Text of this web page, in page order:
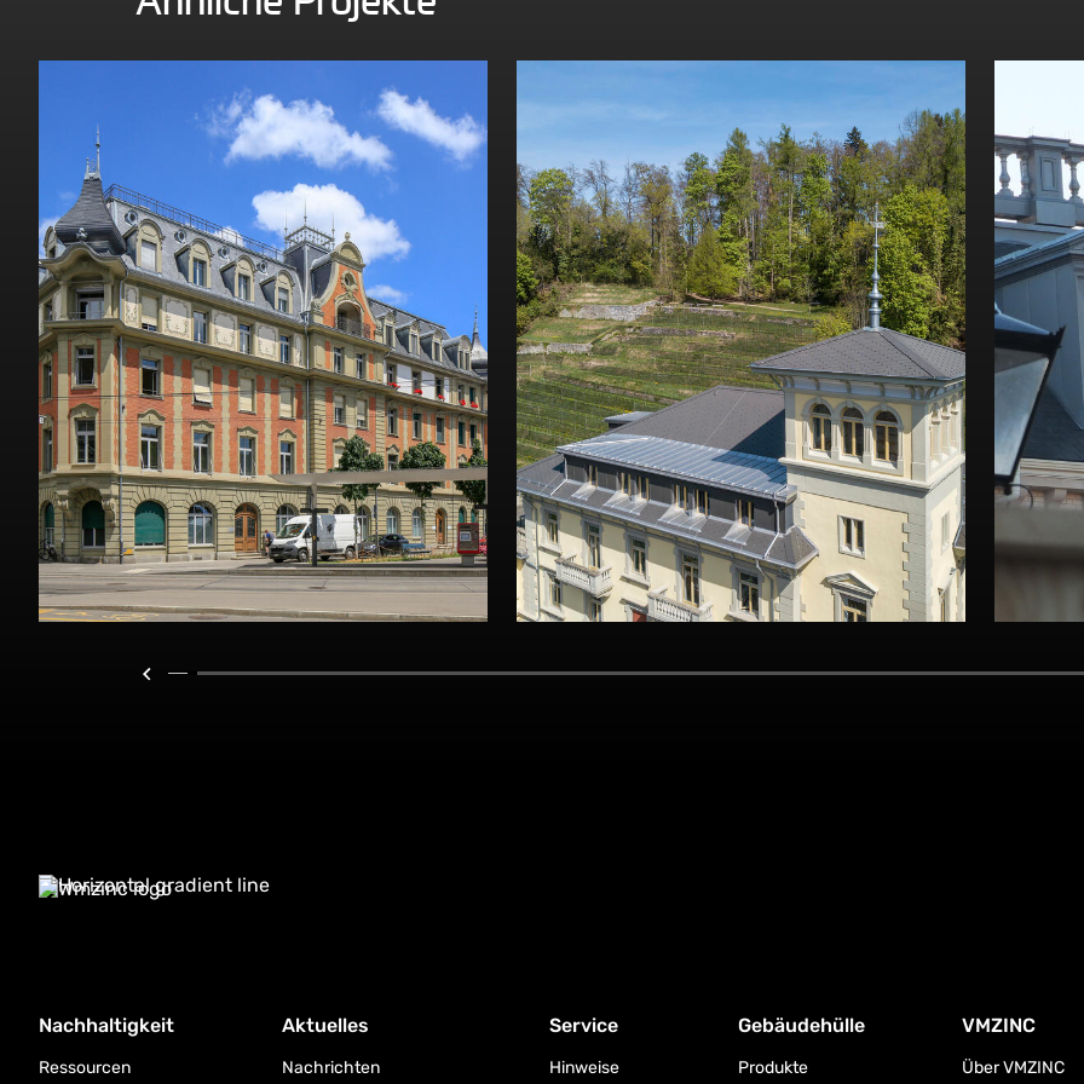
Entdecken Sie dieses Projekt Entdecken Sie dieses Projekt
Nachhaltigkeit
Ressourcen
Aktuelles
Nachrichten
Service
Hinweise
Gebäudehülle
Produkte
VMZINC
Über VMZINC